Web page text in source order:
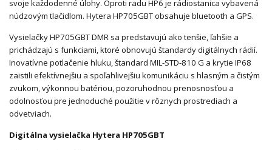
svoje každodenné úlohy. Oproti radu HP6 je rádiostanica vybavená
núdzovým tlačidlom. Hytera HP705GBT obsahuje bluetooth a GPS.
Vysielačky HP705GBT DMR sa predstavujú ako tenšie, ľahšie a
prichádzajú s funkciami, ktoré obnovujú štandardy digitálnych rádií.
Inovatívne potlačenie hluku, štandard MIL-STD-810 G a krytie IP68
zaistili efektívnejšiu a spoľahlivejšiu komunikáciu s hlasným a čistým
zvukom, výkonnou batériou, pozoruhodnou prenosnosťou a
odolnosťou pre jednoduché použitie v rôznych prostrediach a
odvetviach.
Digitálna vysielačka Hytera HP705GBT